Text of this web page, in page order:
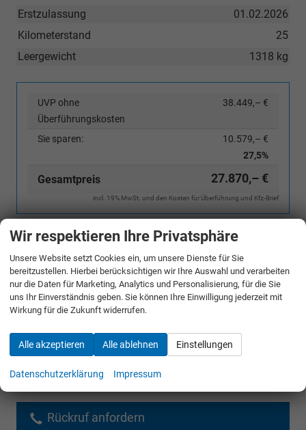
01.02.2026
Erstzulassung
25
Kilometerstand
1318 kg
Leergewicht
UVP ohne
Überführungskosten
38.449,– €
Sie sparen:
10.579,– €
27,5%
Gesamtpreis 27.870,– €
incl. 19% MwSt. und den Kosten für Überführung und Kfz-Brief
Bestellunterlagen anfordern
Angebot anfordern
Merken
Jetzt anrufen
Fahrzeugnr.
Rückruf anfordern
Wir respektieren Ihre Privatsphäre
Unsere Website setzt Cookies ein, um unsere Dienste für Sie
bereitzustellen. Hierbei berücksichtigen wir Ihre Auswahl und verarbeiten
nur die Daten für Marketing, Analytics und Personalisierung, für die Sie
uns Ihr Einverständnis geben. Sie können Ihre Einwilligung jederzeit mit
Wirkung für die Zukunft widerrufen.
Alle akzeptieren Alle ablehnen Einstellungen
Datenschutzerklärung Impressum